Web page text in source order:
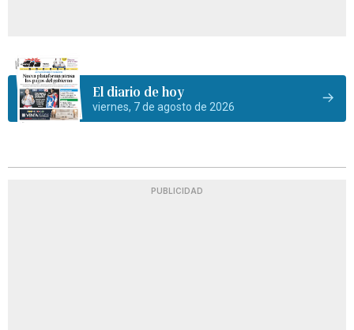
El diario de hoy
viernes, 7 de agosto de 2026
PUBLICIDAD